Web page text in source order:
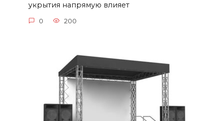
укрытия напрямую влияет
0 200